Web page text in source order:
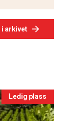
i arkivet
Ledig plass